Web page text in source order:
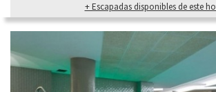
+ Escapadas disponibles de este